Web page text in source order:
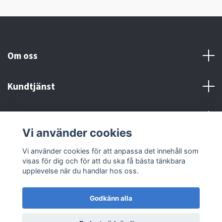
Om oss
Kundtjänst
Sociala medier
© 2026 MX Supply
Vi använder cookies
Vi använder cookies för att anpassa det innehåll som
visas för dig och för att du ska få bästa tänkbara
upplevelse när du handlar hos oss.
Godkänn alla